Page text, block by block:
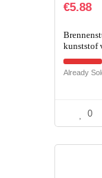
€5.88
kunststof
geaarde
koppeling
voor
Already
0